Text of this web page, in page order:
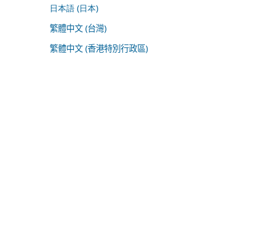
日本語 (日本)
繁體中文 (台灣)
繁體中文 (香港特別行政區)